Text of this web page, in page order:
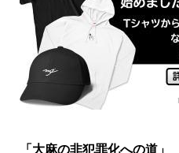
「大麻の非犯罪化への道」